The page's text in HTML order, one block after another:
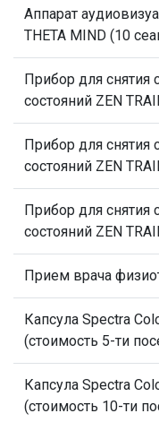
Аппарат
THETA MIND (10
Прибор для снятия
состояний ZEN
Прибор для снятия
состояний ZEN
Прибор для снятия
состояний ZEN
Прием врача
Капсула Spectra
(стоимость 5-ти
Капсула Spectra
(стоимость 10-ти